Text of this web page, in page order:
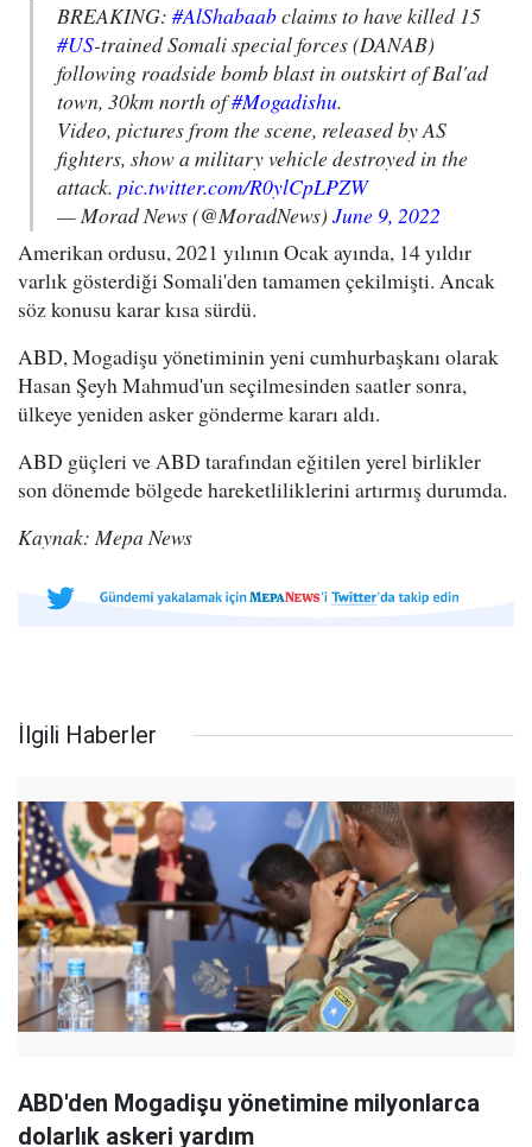
BREAKING: #AlShabaabclaims to have killed 15
#US-trained Somali special forces (DANAB)
following roadside bomb blast in outskirt of Bal'ad
town, 30km north of#Mogadishu.
Video, pictures from the scene, released by AS
fighters, show a military vehicle destroyed in the
attack. pic.twitter.com/R0ylCpLPZW
— Morad News (@MoradNews) June 9, 2022
Amerikan ordusu, 2021 yılının Ocak ayında, 14 yıldır
varlık gösterdiği Somali'den tamamen çekilmişti. Ancak
söz konusu karar kısa sürdü.
ABD, Mogadişu yönetiminin yeni cumhurbaşkanı olarak
Hasan Şeyh Mahmud'un seçilmesinden saatler sonra,
ülkeye yeniden asker gönderme kararı aldı.
ABD güçleri ve ABD tarafından eğitilen yerel birlikler
son dönemde bölgede hareketliliklerini artırmış durumda.
Kaynak: Mepa News
İlgili Haberler
ABD'den Mogadişu yönetimine milyonlarca
dolarlık askeri yardım